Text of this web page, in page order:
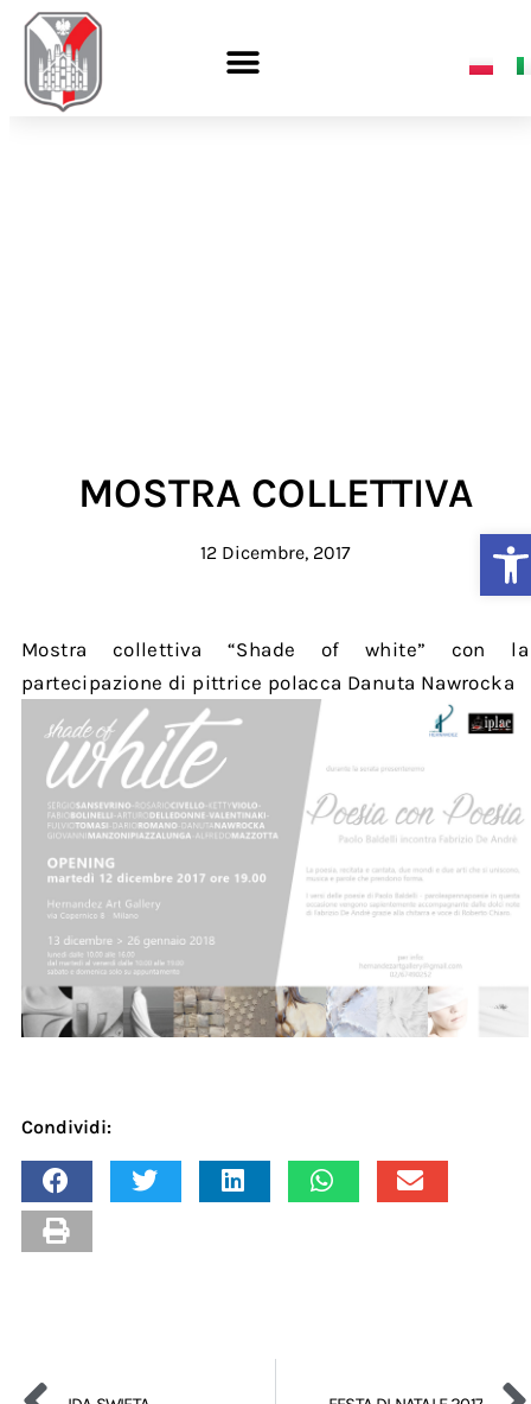
MOSTRA COLLETTIVA
12 Dicembre, 2017
Mostra collettiva “Shade of white” con la
partecipazione di pittrice polacca Danuta Nawrocka
Condividi: